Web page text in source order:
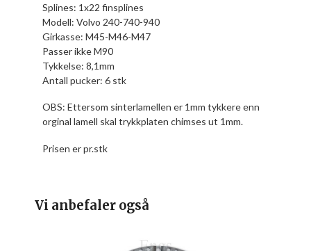
Splines: 1x22 finsplines
Modell: Volvo 240-740-940
Girkasse: M45-M46-M47
Passer ikke M90
Tykkelse: 8,1mm
Antall pucker: 6 stk
OBS: Ettersom sinterlamellen er 1mm tykkere enn
orginal lamell skal trykkplaten chimses ut 1mm.
Prisen er pr.stk
Vi anbefaler også